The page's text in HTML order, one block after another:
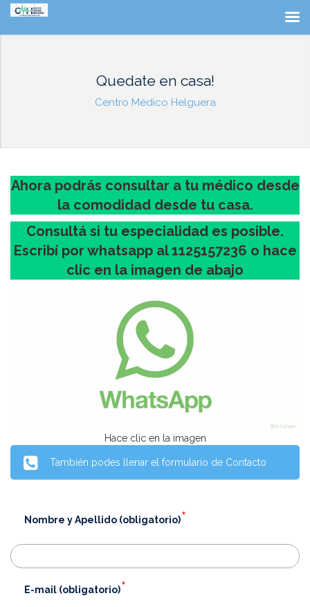
Quedate en casa!
Centro Médico Helguera
Ahora podrás consultar a tu médico desde
la comodidad desde tu casa.
Consultá si tu especialidad es posible.
Escribí por whatsapp al1125157236 o hace
clic en la imagen de abajo
Hace clic en la imagen
También podes llenar el formulario de Contacto
Nombre y Apellido (obligatorio)*
E-mail (obligatorio)*